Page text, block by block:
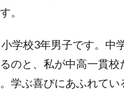
。
学校3年男子です。中
のと、私が中高一貫
学ぶ喜びにあふれて